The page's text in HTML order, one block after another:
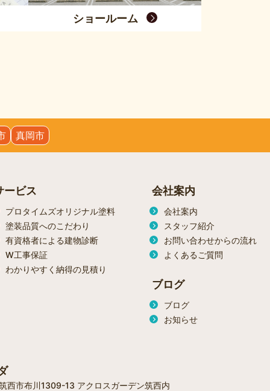
ショールーム
真岡市
ービス
プロタイムズオリジナル塗料
塗装品質へのこだわり
有資格者による建物診断
W工事保証
わかりやすく納得の見積り
会社案内
会社案内
スタッフ紹介
お問い合わせからの流れ
よくあるご質問
ブログ
ブログ
お知らせ
西市布川1309-13 アクロスガーデン筑西内